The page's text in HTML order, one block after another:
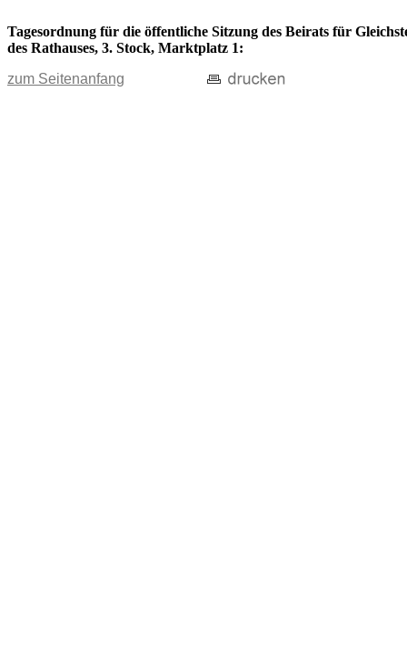
Tagesordnung für die öffentliche Sitzung des Beirats für
des Rathauses, 3. Stock, Marktplatz 1:
zum Seitenanfang